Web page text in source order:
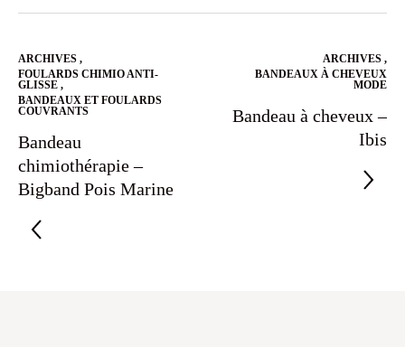
ARCHIVES ,
FOULARDS CHIMIO ANTI-
GLISSE ,
BANDEAUX ET FOULARDS
COUVRANTS
Bandeau
chimiothérapie –
Bigband Pois Marine
ARCHIVES ,
BANDEAUX À CHEVEUX
MODE
Bandeau à cheveux –
Ibis